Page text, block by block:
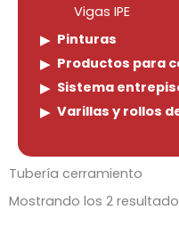
Vigas IPE
Pinturas
Productos para
Sistema
Varillas y rollos
Tubería cerramiento
Mostrando los 2